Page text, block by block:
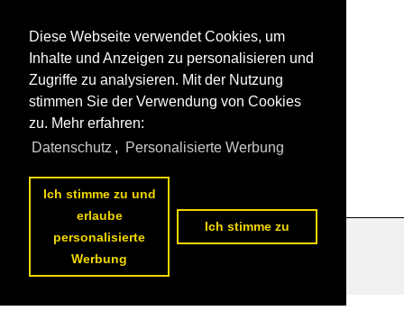
Datenschutzerklärung
Diese Webseite verwendet Cookies, um
Inhalte und Anzeigen zu personalisieren und
Zugriffe zu analysieren. Mit der Nutzung
stimmen Sie der Verwendung von Cookies
zu. Mehr erfahren:
Datenschutz , Personalisierte Werbung
Ich stimme zu und
erlaube
personalisierte
Werbung
Ich stimme zu